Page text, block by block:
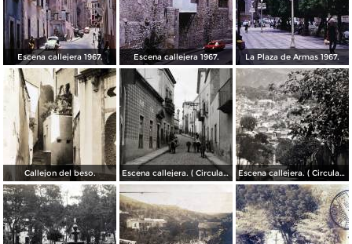
Escena callejera 1967. Escena callejera 1967. La Plaza de Armas 1967.
Callejon del beso. Escena callejera. ( Circulada el 13 de Mayo de 1941 ). Escena callejera. ( Circulada el 14 de Diciembre de 1930 ).